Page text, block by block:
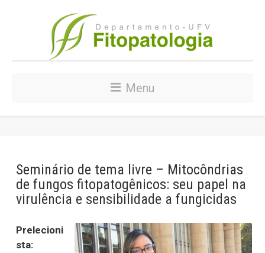
Menu
Seminário de tema livre – Mitocôndrias
de fungos fitopatogênicos: seu papel na
virulência e sensibilidade a fungicidas
Prelecioni
sta: